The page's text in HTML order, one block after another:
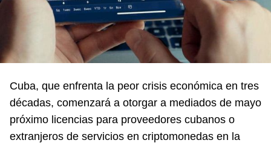
Cuba, que enfrenta la peor crisis económica en tres
décadas, comenzará a otorgar a mediados de mayo
próximo licencias para proveedores cubanos o
extranjeros de servicios en criptomonedas en la